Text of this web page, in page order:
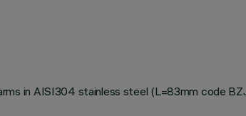
in AISI304 stainless steel (L=83mm code